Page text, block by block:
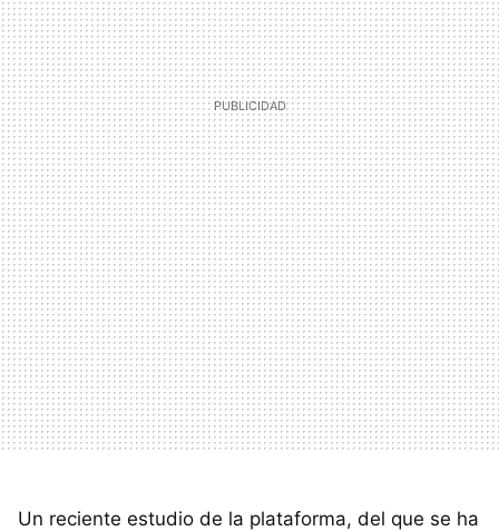
Un reciente estudio de la plataforma, del que se ha